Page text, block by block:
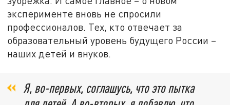
эксперименте вновь не спросили
профессионалов. Тех, кто отвечает за
образовательный уровень будущего России –
наших детей и внуков.
Я, во-первых, соглашусь, что это пытка